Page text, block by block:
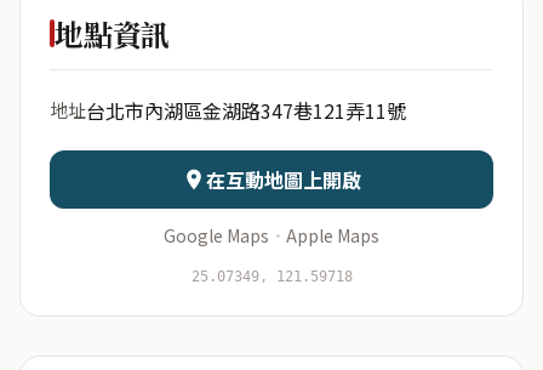
日期 出生時辰
資料僅用於即時分析，不會儲存於伺服器
地點資訊
地址台北市內湖區金湖路347巷121弄11號
在互動地圖上開啟
Google Maps · Apple Maps
25.07349, 121.59718